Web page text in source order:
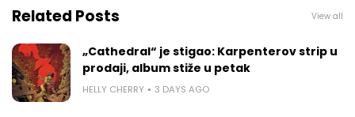
Related Posts View all
„Cathedral“ je stigao: Karpenterov strip u
prodaji, album stiže u petak
HELLY CHERRY 3 DAYS AGO